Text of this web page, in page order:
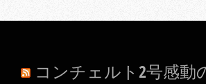
コンチェルト2号感動